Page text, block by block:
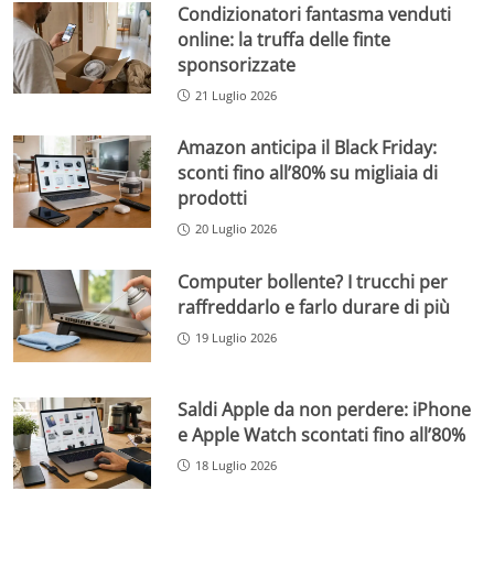
Condizionatori fantasma venduti
online: la truffa delle finte
sponsorizzate
21 Luglio 2026
Amazon anticipa il Black Friday:
sconti fino all’80% su migliaia di
prodotti
20 Luglio 2026
Computer bollente? I trucchi per
raffreddarlo e farlo durare di più
19 Luglio 2026
Saldi Apple da non perdere: iPhone
e Apple Watch scontati fino all’80%
18 Luglio 2026